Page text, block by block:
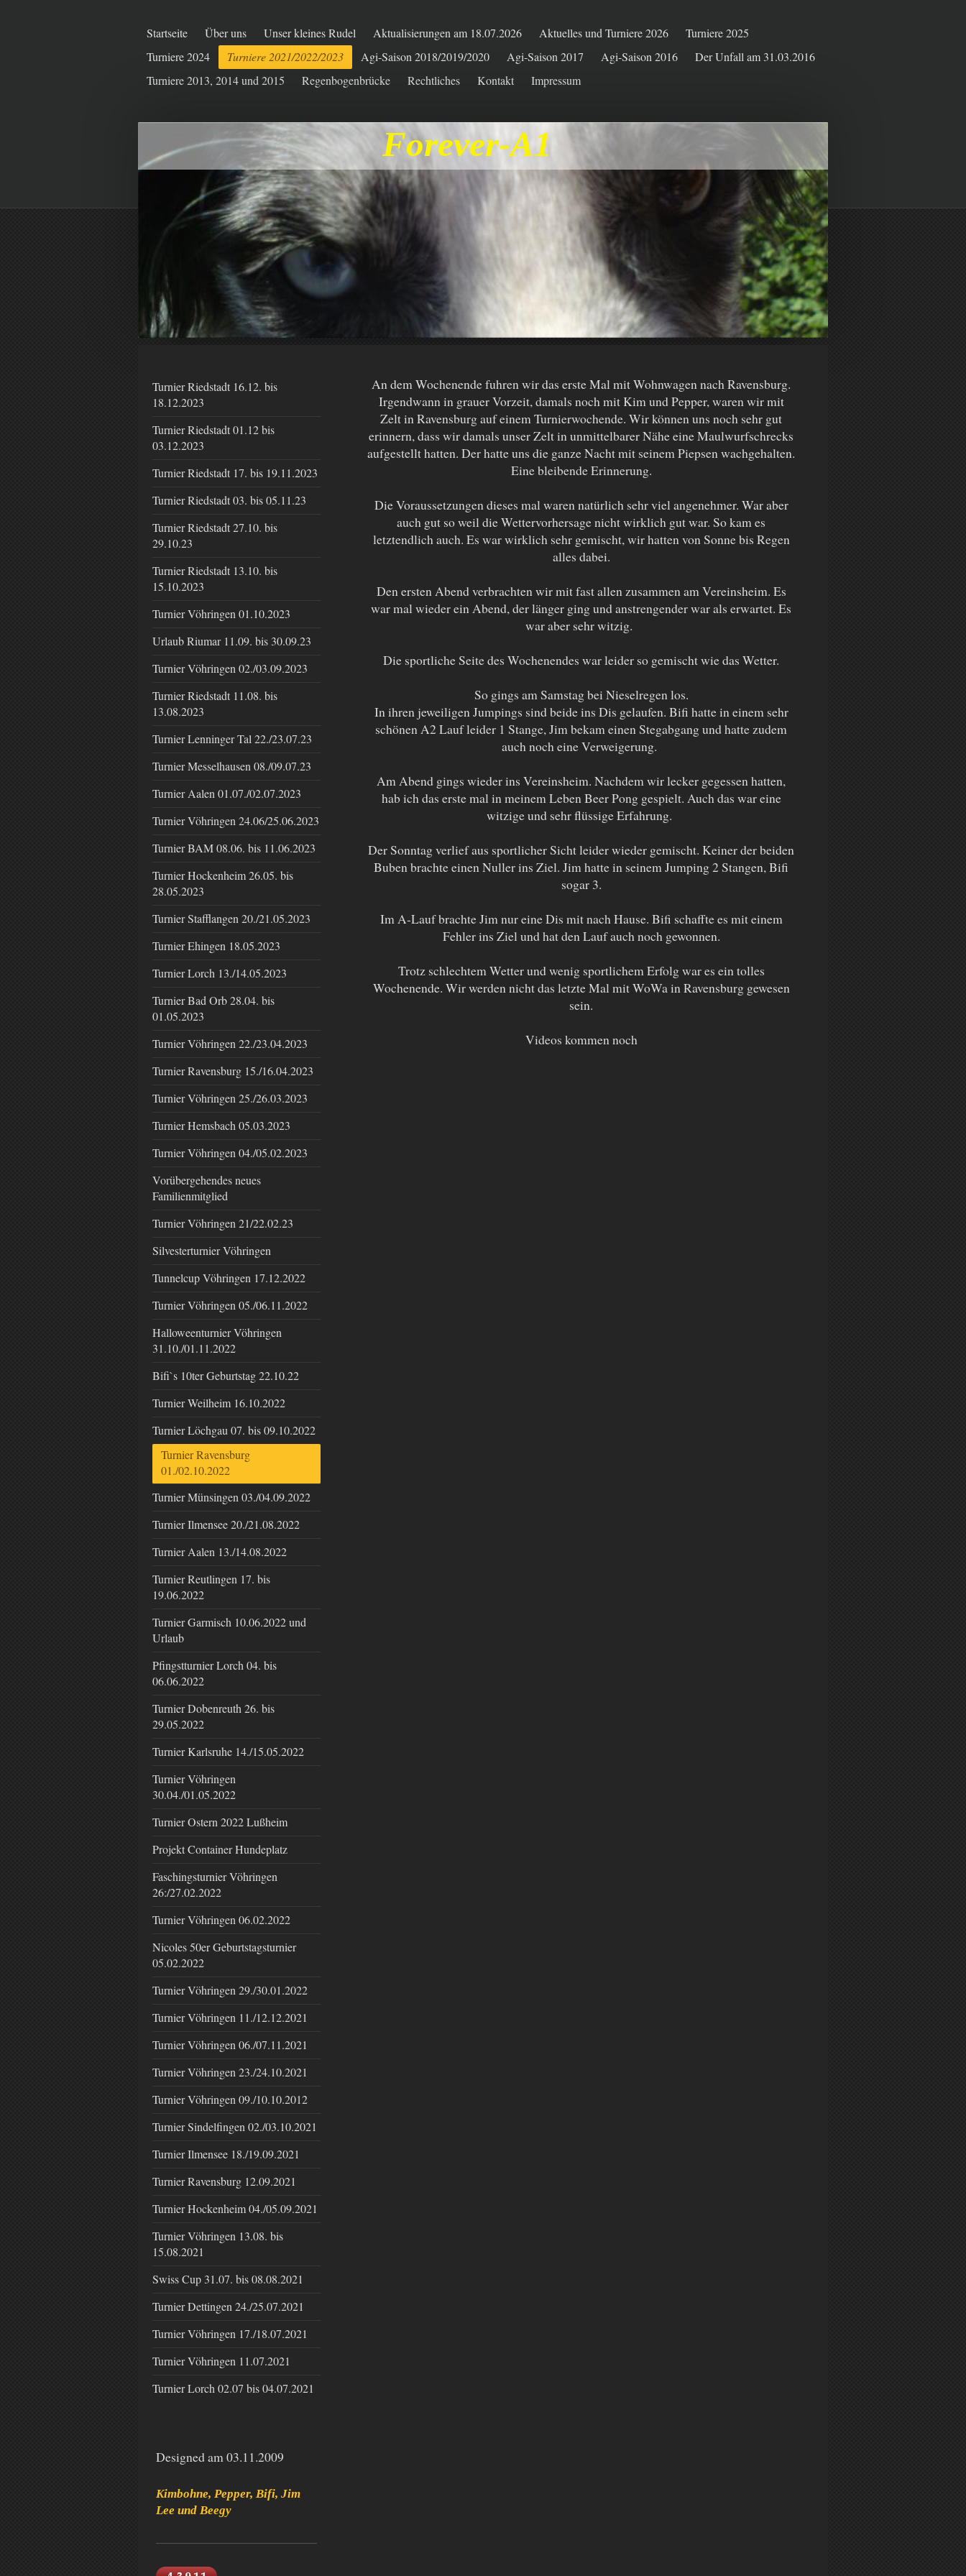
Startseite Über uns Unser kleines Rudel Aktualisierungen am 18.07.2026 Aktuelles und Turniere 2026
Turniere 2025
Turniere 2024
Turniere 2021/2022/2023 Agi-Saison 2018/2019/2020 Agi-Saison 2017 Agi-Saison 2016
Der Unfall am 31.03.2016
Turniere 2013, 2014 und 2015
Regenbogenbrücke Rechtliches Kontakt Impressum
Forever-A1
An dem Wochenende fuhren wir das erste Mal mit Wohnwagen nach Ravensburg.
Irgendwann in grauer Vorzeit, damals noch mit Kim und Pepper, waren wir mit
Zelt in Ravensburg auf einem Turnierwochende. Wir können uns noch sehr gut
erinnern, dass wir damals unser Zelt in unmittelbarer Nähe eine Maulwurfschrecks
aufgestellt hatten. Der hatte uns die ganze Nacht mit seinem Piepsen wachgehalten.
Eine bleibende Erinnerung.
Die Voraussetzungen dieses mal waren natürlich sehr viel angenehmer. War aber
auch gut so weil die Wettervorhersage nicht wirklich gut war. So kam es
letztendlich auch. Es war wirklich sehr gemischt, wir hatten von Sonne bis Regen
alles dabei.
Den ersten Abend verbrachten wir mit fast allen zusammen am Vereinsheim. Es
war mal wieder ein Abend, der länger ging und anstrengender war als erwartet. Es
war aber sehr witzig.
Die sportliche Seite des Wochenendes war leider so gemischt wie das Wetter.
So gings am Samstag bei Nieselregen los.
In ihren jeweiligen Jumpings sind beide ins Dis gelaufen. Bifi hatte in einem sehr
schönen A2 Lauf leider 1 Stange, Jim bekam einen Stegabgang und hatte zudem
auch noch eine Verweigerung.
Am Abend gings wieder ins Vereinsheim. Nachdem wir lecker gegessen hatten,
hab ich das erste mal in meinem Leben Beer Pong gespielt. Auch das war eine
witzige und sehr flüssige Erfahrung.
Der Sonntag verlief aus sportlicher Sicht leider wieder gemischt. Keiner der beiden
Buben brachte einen Nuller ins Ziel. Jim hatte in seinem Jumping 2 Stangen, Bifi
sogar 3.
Im A-Lauf brachte Jim nur eine Dis mit nach Hause. Bifi schaffte es mit einem
Fehler ins Ziel und hat den Lauf auch noch gewonnen.
Trotz schlechtem Wetter und wenig sportlichem Erfolg war es ein tolles
Wochenende. Wir werden nicht das letzte Mal mit WoWa in Ravensburg gewesen
sein.
Videos kommen noch
Turnier Riedstadt 16.12. bis
18.12.2023
Turnier Riedstadt 01.12 bis
03.12.2023
Turnier Riedstadt 17. bis 19.11.2023
Turnier Riedstadt 03. bis 05.11.23
Turnier Riedstadt 27.10. bis
29.10.23
Turnier Riedstadt 13.10. bis
15.10.2023
Turnier Vöhringen 01.10.2023
Urlaub Riumar 11.09. bis 30.09.23
Turnier Vöhringen 02./03.09.2023
Turnier Riedstadt 11.08. bis
13.08.2023
Turnier Lenninger Tal 22./23.07.23
Turnier Messelhausen 08./09.07.23
Turnier Aalen 01.07./02.07.2023
Turnier Vöhringen 24.06/25.06.2023
Turnier BAM 08.06. bis 11.06.2023
Turnier Hockenheim 26.05. bis
28.05.2023
Turnier Stafflangen 20./21.05.2023
Turnier Ehingen 18.05.2023
Turnier Lorch 13./14.05.2023
Turnier Bad Orb 28.04. bis
01.05.2023
Turnier Vöhringen 22./23.04.2023
Turnier Ravensburg 15./16.04.2023
Turnier Vöhringen 25./26.03.2023
Turnier Hemsbach 05.03.2023
Turnier Vöhringen 04./05.02.2023
Vorübergehendes neues
Familienmitglied
Turnier Vöhringen 21/22.02.23
Silvesterturnier Vöhringen
Tunnelcup Vöhringen 17.12.2022
Turnier Vöhringen 05./06.11.2022
Halloweenturnier Vöhringen
31.10./01.11.2022
Bifi`s 10ter Geburtstag 22.10.22
Turnier Weilheim 16.10.2022
Turnier Löchgau 07. bis 09.10.2022
Turnier Ravensburg
01./02.10.2022
Turnier Münsingen 03./04.09.2022
Turnier Ilmensee 20./21.08.2022
Turnier Aalen 13./14.08.2022
Turnier Reutlingen 17. bis
19.06.2022
Turnier Garmisch 10.06.2022 und
Urlaub
Pfingstturnier Lorch 04. bis
06.06.2022
Turnier Dobenreuth 26. bis
29.05.2022
Turnier Karlsruhe 14./15.05.2022
Turnier Vöhringen
30.04./01.05.2022
Turnier Ostern 2022 Lußheim
Projekt Container Hundeplatz
Faschingsturnier Vöhringen
26:/27.02.2022
Turnier Vöhringen 06.02.2022
Nicoles 50er Geburtstagsturnier
05.02.2022
Turnier Vöhringen 29./30.01.2022
Turnier Vöhringen 11./12.12.2021
Turnier Vöhringen 06./07.11.2021
Turnier Vöhringen 23./24.10.2021
Turnier Vöhringen 09./10.10.2012
Turnier Sindelfingen 02./03.10.2021
Turnier Ilmensee 18./19.09.2021
Turnier Ravensburg 12.09.2021
Turnier Hockenheim 04./05.09.2021
Turnier Vöhringen 13.08. bis
15.08.2021
Swiss Cup 31.07. bis 08.08.2021
Turnier Dettingen 24./25.07.2021
Turnier Vöhringen 17./18.07.2021
Turnier Vöhringen 11.07.2021
Turnier Lorch 02.07 bis 04.07.2021
Designed am 03.11.2009
Kimbohne, Pepper, Bifi, Jim
Lee und Beegy